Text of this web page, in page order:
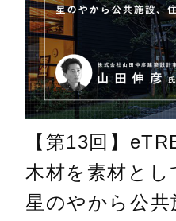
【第13回】
木材を素材とし
星のやから公